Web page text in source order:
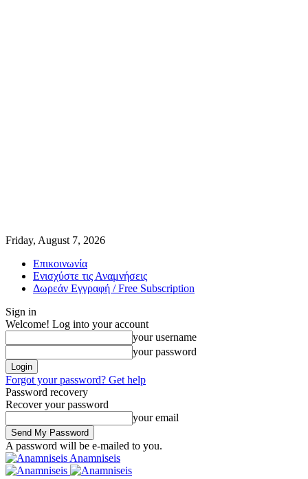
Friday, August 7, 2026
Επικοινωνία
Ενισχύστε τις Αναμνήσεις
Δωρεάν Εγγραφή / Free Subscription
Sign in
Welcome! Log into your account
your username
your password
Forgot your password? Get help
Password recovery
Recover your password
your email
A password will be e-mailed to you.
Anamniseis